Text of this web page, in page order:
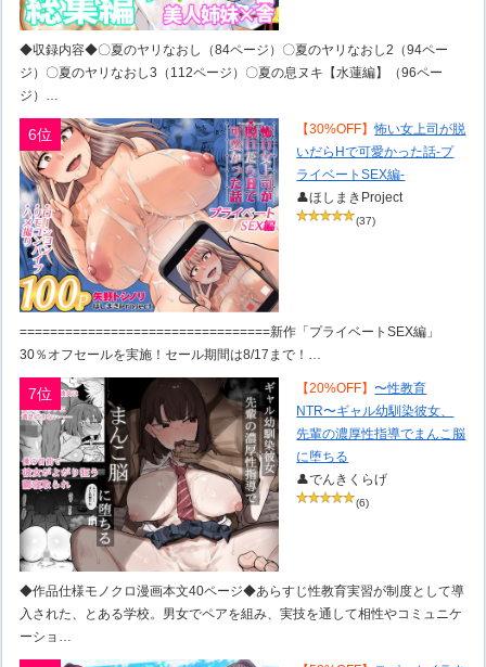
◆収録内容◆〇夏のヤリなおし（84ページ）〇夏のヤリなおし2（94ペー
ジ）〇夏のヤリなおし3（112ページ）〇夏の息ヌキ【水蓮編】（96ペー
ジ）…
6位 【30%OFF】怖い女上司が脱
いだらHで可愛かった話-プ
ライベートSEX編-
👤ほしまきProject
(37)
=================================新作「プライベートSEX編」
30％オフセールを実施！セール期間は8/17まで！…
7位 【20%OFF】〜性教育
NTR〜ギャル幼馴染彼女、
先輩の濃厚性指導でまんこ脳
に堕ちる
👤でんきくらげ
(6)
◆作品仕様モノクロ漫画本文40ページ◆あらすじ性教育実習が制度として導
入された、とある学校。男女でペアを組み、実技を通して相性やコミュニケ
ーショ…